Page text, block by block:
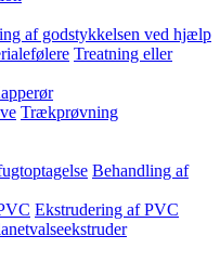
af godstykkelsen ved hjælp
Treatning eller
Trækprøvning
Behandling af
Ekstrudering af PVC